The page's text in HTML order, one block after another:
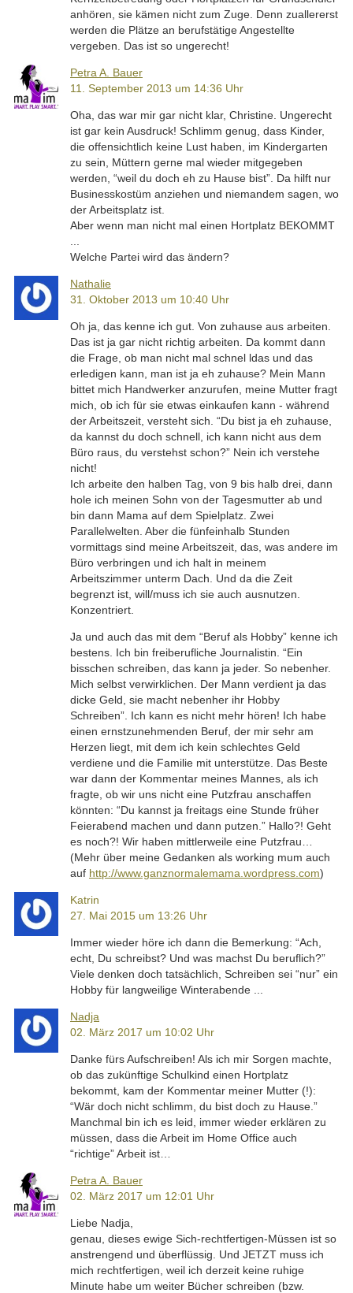
anhören, sie kämen nicht zum Zuge. Denn zuallererst
werden die Plätze an berufstätige Angestellte
vergeben. Das ist so ungerecht!
Petra A. Bauer
11. September 2013 um 14:36 Uhr
Oha, das war mir gar nicht klar, Christine. Ungerecht
ist gar kein Ausdruck! Schlimm genug, dass Kinder,
die offensichtlich keine Lust haben, im Kindergarten
zu sein, Müttern gerne mal wieder mitgegeben
werden, “weil du doch eh zu Hause bist”. Da hilft nur
Businesskostüm anziehen und niemandem sagen, wo
der Arbeitsplatz ist.
Aber wenn man nicht mal einen Hortplatz BEKOMMT
Welche Partei wird das ändern?
Nathalie
31. Oktober 2013 um 10:40 Uhr
Oh ja, das kenne ich gut. Von zuhause aus arbeiten.
Das ist ja gar nicht richtig arbeiten. Da kommt dann
die Frage, ob man nicht mal schnel ldas und das
erledigen kann, man ist ja eh zuhause? Mein Mann
bittet mich Handwerker anzurufen, meine Mutter fragt
mich, ob ich für sie etwas einkaufen kann - während
der Arbeitszeit, versteht sich. “Du bist ja eh zuhause,
da kannst du doch schnell, ich kann nicht aus dem
Büro raus, du verstehst schon?” Nein ich verstehe
nicht!
Ich arbeite den halben Tag, von 9 bis halb drei, dann
hole ich meinen Sohn von der Tagesmutter ab und
bin dann Mama auf dem Spielplatz. Zwei
Parallelwelten. Aber die fünfeinhalb Stunden
vormittags sind meine Arbeitszeit, das, was andere im
Büro verbringen und ich halt in meinem
Arbeitszimmer unterm Dach. Und da die Zeit
begrenzt ist, will/muss ich sie auch ausnutzen.
Konzentriert.
Ja und auch das mit dem “Beruf als Hobby” kenne ich
bestens. Ich bin freiberufliche Journalistin. “Ein
bisschen schreiben, das kann ja jeder. So nebenher.
Mich selbst verwirklichen. Der Mann verdient ja das
dicke Geld, sie macht nebenher ihr Hobby
Schreiben”. Ich kann es nicht mehr hören! Ich habe
einen ernstzunehmenden Beruf, der mir sehr am
Herzen liegt, mit dem ich kein schlechtes Geld
verdiene und die Familie mit unterstütze. Das Beste
war dann der Kommentar meines Mannes, als ich
fragte, ob wir uns nicht eine Putzfrau anschaffen
könnten: “Du kannst ja freitags eine Stunde früher
Feierabend machen und dann putzen.” Hallo?! Geht
es noch?! Wir haben mittlerweile eine Putzfrau…
(Mehr über meine Gedanken als working mum auch
auf http://www.ganznormalemama.wordpress.com)
Katrin
27. Mai 2015 um 13:26 Uhr
Immer wieder höre ich dann die Bemerkung: “Ach,
echt, Du schreibst? Und was machst Du beruflich?”
Viele denken doch tatsächlich, Schreiben sei “nur” ein
Hobby für langweilige Winterabende ...
Nadja
02. März 2017 um 10:02 Uhr
Danke fürs Aufschreiben! Als ich mir Sorgen machte,
ob das zukünftige Schulkind einen Hortplatz
bekommt, kam der Kommentar meiner Mutter (!):
“Wär doch nicht schlimm, du bist doch zu Hause.”
Manchmal bin ich es leid, immer wieder erklären zu
müssen, dass die Arbeit im Home Office auch
“richtige” Arbeit ist…
Petra A. Bauer
02. März 2017 um 12:01 Uhr
Liebe Nadja,
genau, dieses ewige Sich-rechtfertigen-Müssen ist so
anstrengend und überflüssig. Und JETZT muss ich
mich rechtfertigen, weil ich derzeit keine ruhige
Minute habe um weiter Bücher schreiben (bzw.